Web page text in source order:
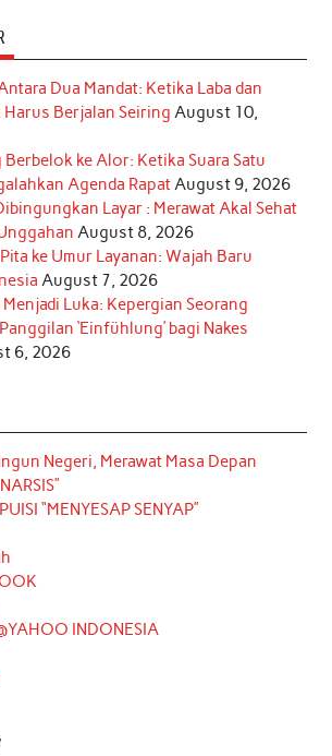
Dua Mandat: Ketika Laba dan
Harus Berjalan Seiring August 10,
Berbelok ke Alor: Ketika Suara Satu
Agenda RapatAugust 9, 2026
Layar : Merawat Akal Sehat
August 8, 2026
ke Umur Layanan: Wajah Baru
August 7, 2026
Menjadi Luka: Kepergian Seorang
‘Einfühlung’ bagi Nakes
6, 2026
Negeri, Merawat Masa Depan
“MENYESAP SENYAP”
INDONESIA